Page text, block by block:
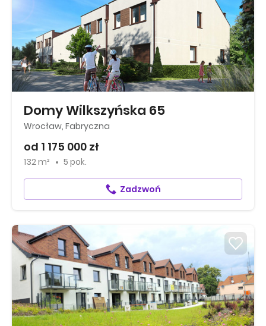
Domy Wilkszyńska 65
Wrocław, Fabryczna
od 1 175 000 zł
132 m² 5 pok.
Zadzwoń